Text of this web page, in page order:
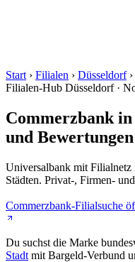
Start › Filialen › Düsseldorf ›
Filialen-Hub Düsseldorf ·
Commerzbank
und Bewertungen
Universalbank mit Filialnetz
Städten. Privat-, Firmen-
Commerzbank-Filialsuche
Du suchst die Marke
Stadt mit Bargeld-Verbund